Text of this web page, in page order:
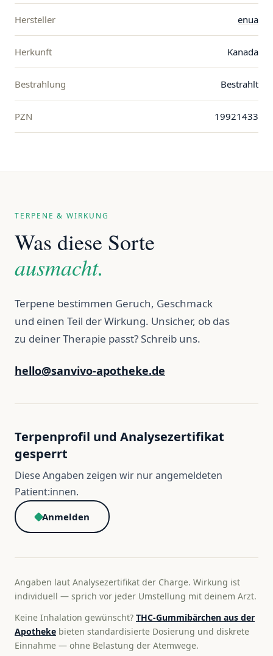
Hersteller enua
Herkunft Kanada
Bestrahlung Bestrahlt
PZN 19921433
TERPENE & WIRKUNG
Was diese Sorte
ausmacht.
Terpene bestimmen Geruch, Geschmack
und einen Teil der Wirkung. Unsicher, ob das
zu deiner Therapie passt? Schreib uns.
hello@sanvivo-apotheke.de
Terpenprofil und Analysezertifikat
gesperrt
Diese Angaben zeigen wir nur angemeldeten
Patient:innen.
Anmelden
Angaben laut Analysezertifikat der Charge. Wirkung ist
individuell — sprich vor jeder Umstellung mit deinem Arzt.
Keine Inhalation gewünscht? THC-Gummibärchen aus der
Apotheke bieten standardisierte Dosierung und diskrete
Einnahme — ohne Belastung der Atemwege.